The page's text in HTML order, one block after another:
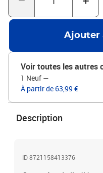
repositionnement sans
l'installer au mur. Bon à
pas inclus dans la
variations de couleurs et de
qui garantit l'exclusivité et
: bois de récupération solide
mélangées, fer enduit de
cm (L x l x H)Largeur de
requis : oui
Ajouter
Voir toutes les autres
1 Neuf —
À partir de 63,99 €
Description
ID 8721158413376